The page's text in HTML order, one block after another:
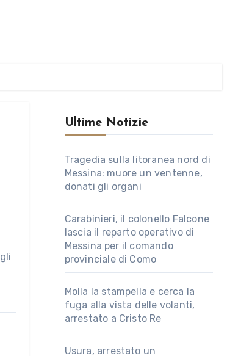
Ultime Notizie
Tragedia sulla litoranea nord di
Messina: muore un ventenne,
donati gli organi
Carabinieri, il colonello Falcone
lascia il reparto operativo di
Messina per il comando
provinciale di Como
Molla la stampella e cerca la
fuga alla vista delle volanti,
arrestato a Cristo Re
Usura, arrestato un